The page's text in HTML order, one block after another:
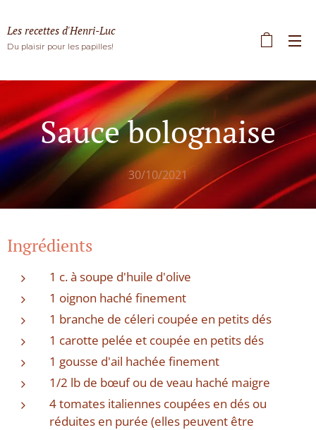
Les recettes d'Henri-Luc
Du plaisir pour les papilles!
Sauce bolognaise
30/10/2021
Ingrédients
1 c. à soupe d'huile d'olive
1 oignon haché finement
1 branche de céleri coupée en petits dés
1 carotte pelée et coupée en petits dés
1 gousse d'ail hachée finement
1/2 lb de bœuf ou de veau haché maigre
4 tomates italiennes coupées en dés ou
réduites en purée (elles peuvent être